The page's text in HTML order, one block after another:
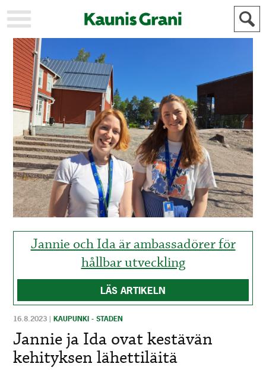
KAUPUNKI
STADEN
AJANKOHTAISTA
AKTUELLT
URHEILU
IDROTT
KULTTUURI
KULTUR
HISTORIA
HISTORIA
YLEINEN
ALLMÄN
MAINOSTAJILLE
FÖR
ANNONSÖRER
Jannie och Ida är ambassadörer för
hållbar utveckling
LÄS ARTIKELN
16.8.2023 |KAUPUNKI - STADEN
Jannie ja Ida ovat kestävän
kehityksen lähettiläitä